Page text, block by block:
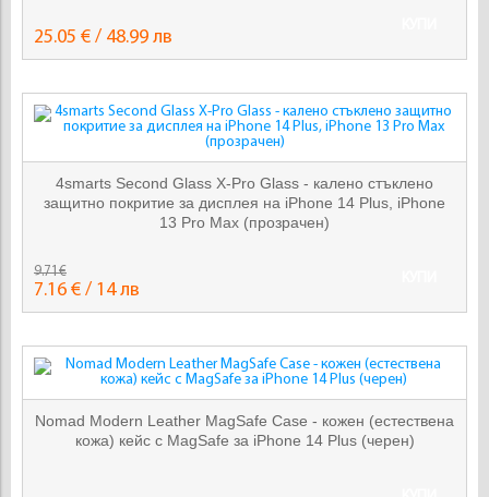
25.05 € / 48.99 лв
4smarts Second Glass X-Pro Glass - калено стъклено
защитно покритие за дисплея на iPhone 14 Plus, iPhone
13 Pro Max (прозрачен)
9.71€
7.16 € / 14 лв
Nomad Modern Leather MagSafe Case - кожен (естествена
кожа) кейс с MagSafe за iPhone 14 Plus (черен)